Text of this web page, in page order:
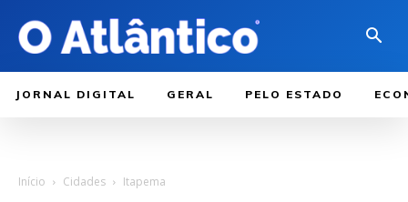
JORNAL DIGITAL GERAL PELO ESTADO
Início Cidades Itapema